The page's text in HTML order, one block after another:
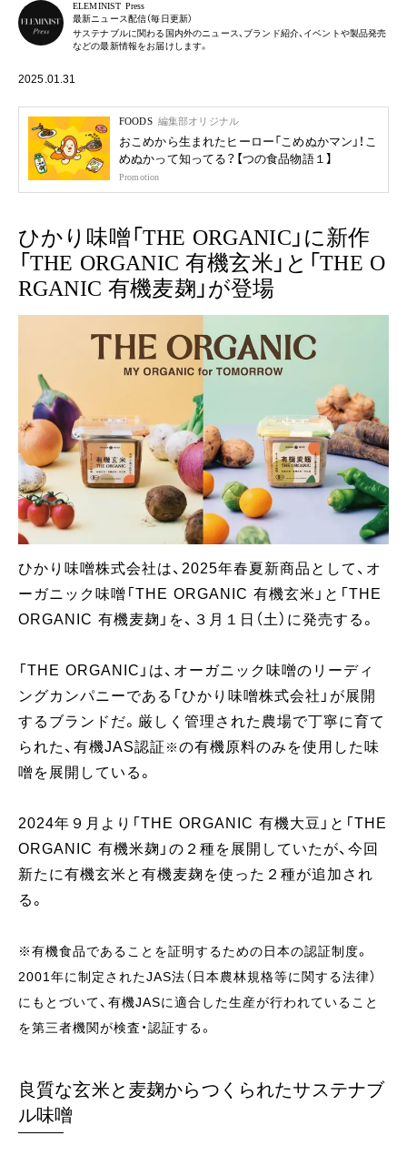
ELEMINIST Press
最新ニュース配信（毎日更新）
サステナブルに関わる国内外のニュース、ブランド紹介、イベントや製品発売
などの最新情報をお届けします。
2025.01.31
FOODS 編集部オリジナル
おこめから生まれたヒーロー「こめぬかマン」！こ
めぬかって知ってる？【つの食品物語１】
Promotion
ひかり味噌「THE ORGANIC」に新作
「THE ORGANIC 有機玄米」と「THE O
RGANIC 有機麦麹」が登場
ひかり味噌󠄀株式会社は、2025年春夏新商品として、オ
ーガニック味噌󠄀「THE ORGANIC 有機玄米」と「THE
ORGANIC 有機麦麹」を、３月１日（土）に発売する。
「THE ORGANIC」は、オーガニック味噌のリーディ
ングカンパニーである「ひかり味噌株式会社」が展開
するブランドだ。厳しく管理された農場で丁寧に育て
られた、有機JAS認証 ※の有機原料のみを使用した味
噌を展開している。
2024年９月より「THE ORGANIC 有機大豆」と「THE
ORGANIC 有機米麹」の２種を展開していたが、今回
新たに有機玄米と有機麦麹を使った２種が追加され
る。
※有機食品であることを証明するための日本の認証制度。
2001年に制定されたJAS法（日本農林規格等に関する法律）
にもとづいて、有機JASに適合した生産が行われていること
を第三者機関が検査・認証する。
良質な玄米と麦麹からつくられたサステナブ
ル味噌